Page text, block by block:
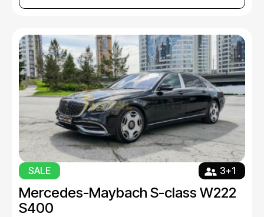
SALE 3+1
Mercedes-Maybach S-class W222
S400